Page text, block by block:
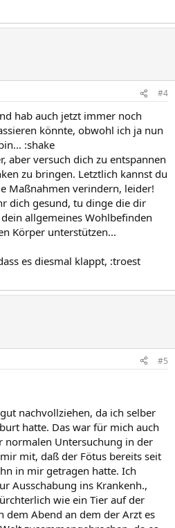
#4
hab auch jetzt immer noch
könnte, obwohl ich ja nun
:shake
aber versuch dich zu entspannen
zu bringen. Letztlich kannst du
Maßnahmen verindern, leider!
dich gesund, tu dinge die dir
allgemeines Wohlbefinden
Körper unterstützen...
es diesmal klappt, :troest
#5
nachvollziehen, da ich selber
hatte. Das war für mich auch
normalen Untersuchung in der
mit, daß der Fötus bereits seit
in mir getragen hatte. Ich
Ausschabung ins Krankenh.,
wie ein Tier auf der
dem Abend an dem der Arzt es